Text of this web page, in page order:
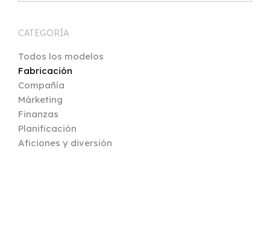
CATEGORÍA
Todos los modelos
Fabricación
Compañía
Márketing
Finanzas
Planificación
Aficiones y diversión